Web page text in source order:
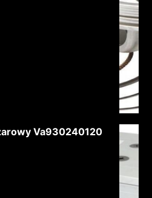
Va930240120